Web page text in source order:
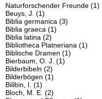
Naturforschender Freunde(1)
Beuys, J.(1)
Biblia germanica(3)
Biblia graeca(1)
Biblia latina(2)
Bibliotheca Platneriana(1)
Biblische Dramen(1)
Bierbaum, O. J.(1)
Bilderbibeln(2)
Bilderbögen(1)
Bilibin, I.(1)
Bloch, M. E.(2)